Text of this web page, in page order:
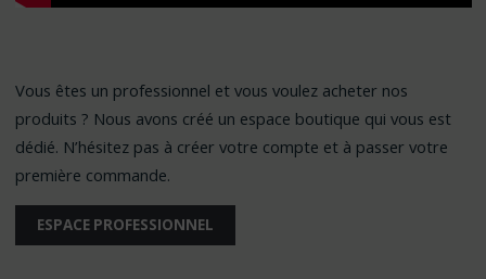
Vous êtes un professionnel et vous voulez acheter nos
produits ? Nous avons créé un espace boutique qui vous est
dédié. N’hésitez pas à créer votre compte et à passer votre
première commande.
ESPACE PROFESSIONNEL